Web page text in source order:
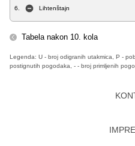
6. Lihtenštajn
Tabela nakon 10. kola
Legenda: U - broj odigranih utakmica, P -
postignutih pogodaka, - - broj primljenih